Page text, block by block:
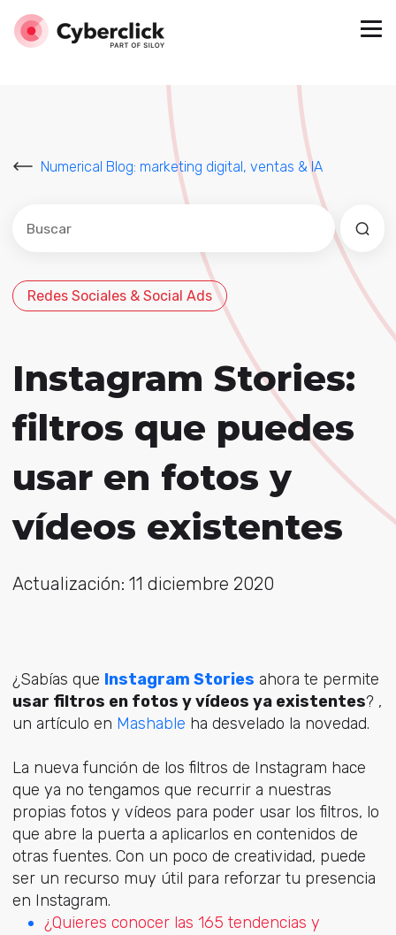
Numerical Blog: marketing digital, ventas & IA
Este es un campo de búsqueda con una función de
No hay sugerencias porque el campo de
Redes Sociales & Social Ads
Instagram Stories:
filtros que puedes
usar en fotos y
vídeos existentes
Actualización: 11 diciembre 2020
¿Sabías que Instagram Stories ahora te permite
usar filtros en fotos y vídeos ya existentes? ,
un artículo en Mashable ha desvelado la novedad.
La nueva función de los filtros de Instagram hace
que ya no tengamos que recurrir a nuestras
propias fotos y vídeos para poder usar los filtros, lo
que abre la puerta a aplicarlos en contenidos de
otras fuentes. Con un poco de creatividad, puede
ser un recurso muy útil para reforzar tu presencia
en Instagram.
¿Quieres conocer las 165 tendencias y